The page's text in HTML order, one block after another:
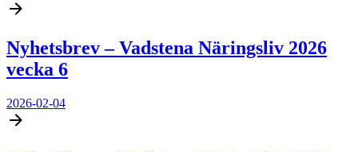
Nyhetsbrev – Vadstena Näringsliv 2026
vecka 6
2026-02-04